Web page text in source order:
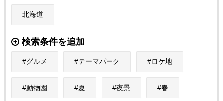
北海道
検索条件を追加
グルメ テーマパーク ロケ地
動物園 夏 夜景 春